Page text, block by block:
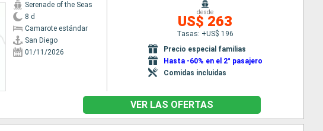
Serenade of the Seas
8 d
Camarote estándar
San Diego
01/11/2026
desde
US$ 263
Tasas: +US$ 196
Precio especial familias
Hasta -60% en el 2° pasajero
Comidas incluidas
VER LAS OFERTAS